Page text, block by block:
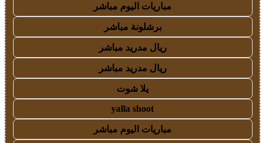
مباريات اليوم مباشر
برشلونة مباشر
ريال مدريد مباشر
ريال مدريد مباشر
يلا شوت
yalla shoot
مباريات اليوم مباشر